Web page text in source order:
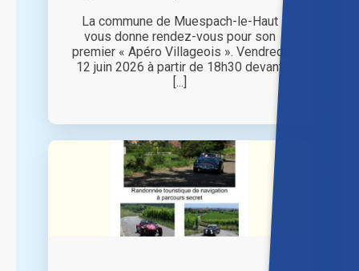
La commune de Muespach-le-Haut
vous donne rendez-vous pour son
premier « Apéro Villageois ». Vendredi
12 juin 2026 à partir de 18h30 devant
[...]